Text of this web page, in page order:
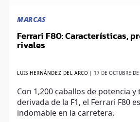
MARCAS
Ferrari F80: Características,
rivales
LUIS HERNÁNDEZ DEL ARCO 17 DE OCTUBRE
Con 1,200 caballos de potencia y
derivada de la F1, el Ferrari F80
indomable en la carretera.